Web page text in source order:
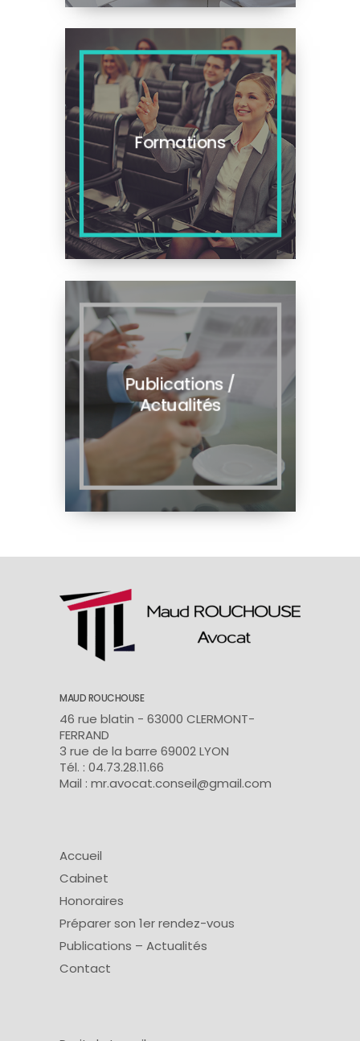
Formations
Publications /
Actualités
MAUD ROUCHOUSE
46 rue blatin - 63000 CLERMONT-
FERRAND
3 rue de la barre 69002 LYON
Tél. : 04.73.28.11.66
Mail : mr.avocat.conseil@gmail.com
Accueil
Cabinet
Honoraires
Préparer son 1er rendez-vous
Publications – Actualités
Contact